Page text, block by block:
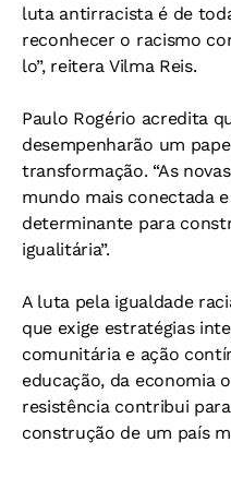
luta antirracista é de
reconhecer o racismo
lo”, reitera Vilma Reis.
Paulo Rogério acredita
desempenharão um
transformação. “As
mundo mais conectada
determinante para
igualitária”.
A luta pela igualdade
que exige estratégias
comunitária e ação
educação, da economia
resistência contribui
construção de um país